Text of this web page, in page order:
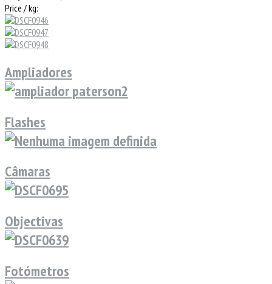
Price / kg:
Ampliadores
Flashes
Câmaras
Objectivas
Fotómetros